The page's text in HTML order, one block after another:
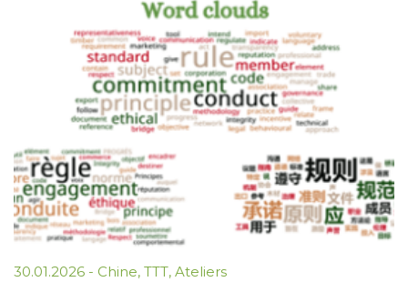
30.01.2026 - Chine, TTT, Ateliers